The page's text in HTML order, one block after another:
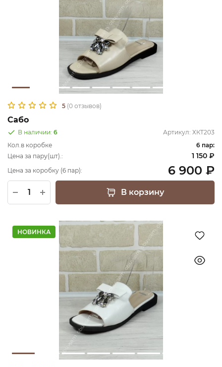
5 (0 отзывов)
Сабо
В наличии: 6 Артикул: ХКТ203
Кол.в коробке
6 пар:
Цена за пару(шт).:
1 150 ₽
Цена за коробку (6 пар): 6 900 ₽
В корзину
НОВИНКА